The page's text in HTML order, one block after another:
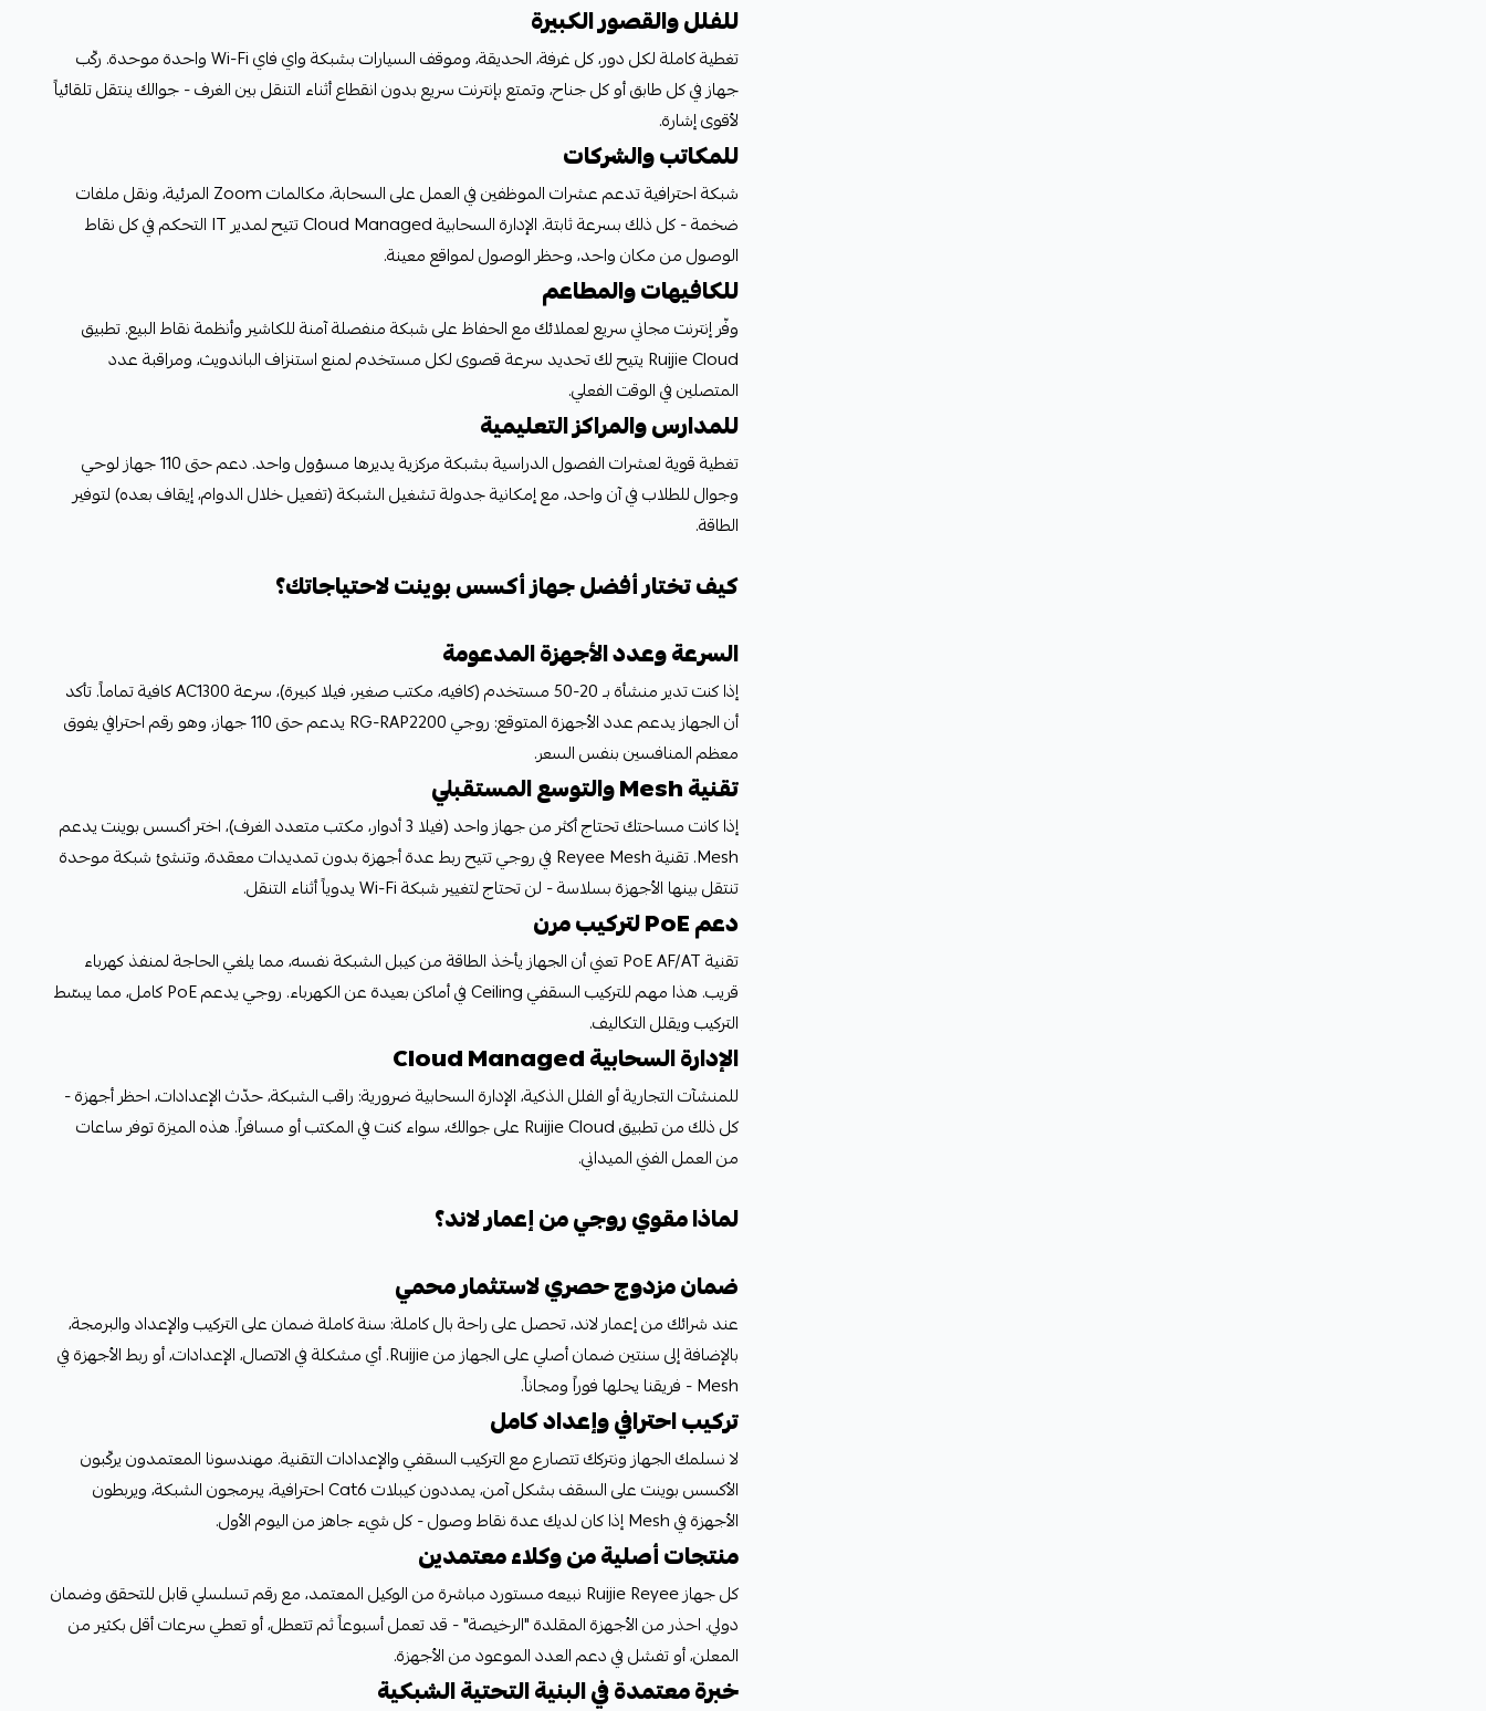
للفلل والقصور الكبيرة
تغطية كاملة لكل دور، كل غرفة، الحديقة، وموقف السيارات بشبكة واي فاي Wi-Fi واحدة موحدة. ركّب
جهاز في كل طابق أو كل جناح، وتمتع بإنترنت سريع بدون انقطاع أثناء التنقل بين الغرف - جوالك ينتقل تلقائياً
لأقوى إشارة.
للمكاتب والشركات
شبكة احترافية تدعم عشرات الموظفين في العمل على السحابة، مكالمات Zoom المرئية، ونقل ملفات
ضخمة - كل ذلك بسرعة ثابتة. الإدارة السحابية Cloud Managed تتيح لمدير IT التحكم في كل نقاط
الوصول من مكان واحد، وحظر الوصول لمواقع معينة.
للكافيهات والمطاعم
وفّر إنترنت مجاني سريع لعملائك مع الحفاظ على شبكة منفصلة آمنة للكاشير وأنظمة نقاط البيع. تطبيق
Ruijie Cloud يتيح لك تحديد سرعة قصوى لكل مستخدم لمنع استنزاف الباندويث، ومراقبة عدد
المتصلين في الوقت الفعلي.
للمدارس والمراكز التعليمية
تغطية قوية لعشرات الفصول الدراسية بشبكة مركزية يديرها مسؤول واحد. دعم حتى 110 جهاز لوحي
وجوال للطلاب في آن واحد، مع إمكانية جدولة تشغيل الشبكة (تفعيل خلال الدوام، إيقاف بعده) لتوفير
الطاقة.
كيف تختار أفضل جهاز أكسس بوينت لاحتياجاتك؟
السرعة وعدد الأجهزة المدعومة
إذا كنت تدير منشأة بـ 20-50 مستخدم (كافيه، مكتب صغير، فيلا كبيرة)، سرعة AC1300 كافية تماماً. تأكد
أن الجهاز يدعم عدد الأجهزة المتوقع: روجي RG-RAP2200 يدعم حتى 110 جهاز، وهو رقم احترافي يفوق
معظم المنافسين بنفس السعر.
تقنية Mesh والتوسع المستقبلي
إذا كانت مساحتك تحتاج أكثر من جهاز واحد (فيلا 3 أدوار، مكتب متعدد الغرف)، اختر أكسس بوينت يدعم
Mesh. تقنية Reyee Mesh في روجي تتيح ربط عدة أجهزة بدون تمديدات معقدة، وتنشئ شبكة موحدة
تنتقل بينها الأجهزة بسلاسة - لن تحتاج لتغيير شبكة Wi-Fi يدوياً أثناء التنقل.
دعم PoE لتركيب مرن
تقنية PoE AF/AT تعني أن الجهاز يأخذ الطاقة من كيبل الشبكة نفسه، مما يلغي الحاجة لمنفذ كهرباء
قريب. هذا مهم للتركيب السقفي Ceiling في أماكن بعيدة عن الكهرباء. روجي يدعم PoE كامل، مما يبسّط
التركيب ويقلل التكاليف.
الإدارة السحابية Cloud Managed
للمنشآت التجارية أو الفلل الذكية، الإدارة السحابية ضرورية: راقب الشبكة، حدّث الإعدادات، احظر أجهزة -
كل ذلك من تطبيق Ruijie Cloud على جوالك، سواء كنت في المكتب أو مسافراً. هذه الميزة توفر ساعات
من العمل الفني الميداني.
لماذا مقوي روجي من إعمار لاند؟
ضمان مزدوج حصري لاستثمار محمي
عند شرائك من إعمار لاند، تحصل على راحة بال كاملة: سنة كاملة ضمان على التركيب والإعداد والبرمجة،
بالإضافة إلى سنتين ضمان أصلي على الجهاز من Ruijie. أي مشكلة في الاتصال، الإعدادات، أو ربط الأجهزة في
Mesh - فريقنا يحلها فوراً ومجاناً.
تركيب احترافي وإعداد كامل
لا نسلمك الجهاز ونتركك تتصارع مع التركيب السقفي والإعدادات التقنية. مهندسونا المعتمدون يركّبون
الأكسس بوينت على السقف بشكل آمن، يمددون كيبلات Cat6 احترافية، يبرمجون الشبكة، ويربطون
الأجهزة في Mesh إذا كان لديك عدة نقاط وصول - كل شيء جاهز من اليوم الأول.
منتجات أصلية من وكلاء معتمدين
كل جهاز Ruijie Reyee نبيعه مستورد مباشرة من الوكيل المعتمد، مع رقم تسلسلي قابل للتحقق وضمان
دولي. احذر من الأجهزة المقلدة "الرخيصة" - قد تعمل أسبوعاً ثم تتعطل، أو تعطي سرعات أقل بكثير من
المعلن، أو تفشل في دعم العدد الموعود من الأجهزة.
خبرة معتمدة في البنية التحتية الشبكية